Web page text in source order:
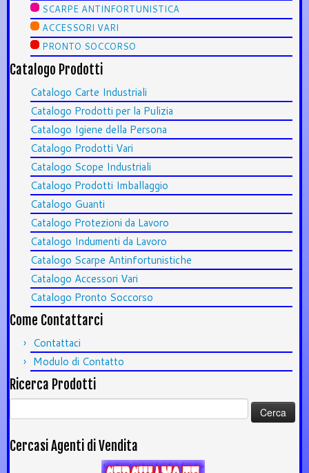
SCARPE ANTINFORTUNISTICA
ACCESSORI VARI
PRONTO SOCCORSO
Catalogo Prodotti
Catalogo Carte Industriali
Catalogo Prodotti per la Pulizia
Catalogo Igiene della Persona
Catalogo Prodotti Vari
Catalogo Scope Industriali
Catalogo Prodotti Imballaggio
Catalogo Guanti
Catalogo Protezioni da Lavoro
Catalogo Indumenti da Lavoro
Catalogo Scarpe Antinfortunistiche
Catalogo Accessori Vari
Catalogo Pronto Soccorso
Come Contattarci
Contattaci
Modulo di Contatto
Ricerca Prodotti
Ricerca
per:
Cercasi Agenti di Vendita